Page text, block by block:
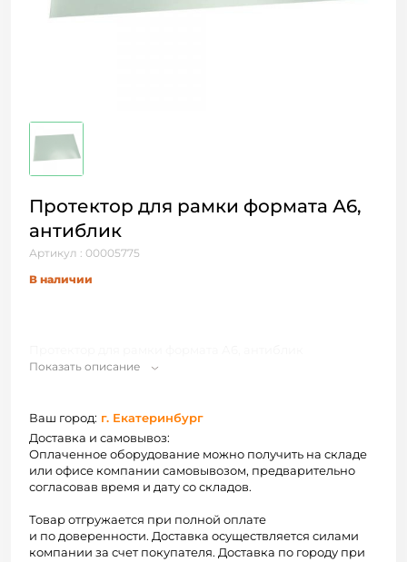
Протектор для рамки формата А6,
антиблик
Артикул : 00005775
В наличии
Показать описание
Ваш город: г. Екатеринбург
Доставка и самовывоз:
Оплаченное оборудование можно получить на складе
или офисе компании самовывозом, предварительно
согласовав время и дату со складов.
Товар отгружается при полной оплате
и по доверенности. Доставка осуществляется силами
компании за счет покупателя. Доставка по городу при